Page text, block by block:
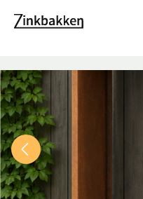
Spring over billedgalleri